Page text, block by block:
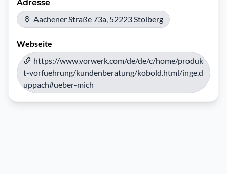
Adresse
Aachener Straße 73a, 52223 Stolberg
Webseite
https://www.vorwerk.com/de/de/c/home/produk
t-vorfuehrung/kundenberatung/kobold.html/inge.d
uppach#ueber-mich